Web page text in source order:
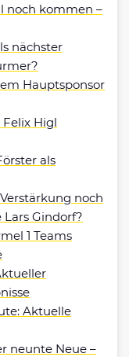
noch kommen –
nächster
Hauptsponsor
Higl
als
noch
Gindorf?
1 Teams
Aktuelle
neunte Neue –